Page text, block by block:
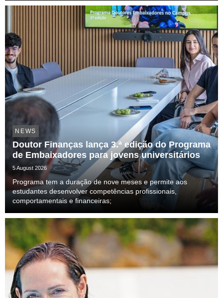
profissional, acompanhando o clube ao longo de uma nova ...
NEWS
Doutor Finanças lança 3.ª edição do Programa
de Embaixadores para jovens universitários
5 August 2026
Programa tem a duração de nove meses e permite aos
estudantes desenvolver competências profissionais,
comportamentais e financeiras;